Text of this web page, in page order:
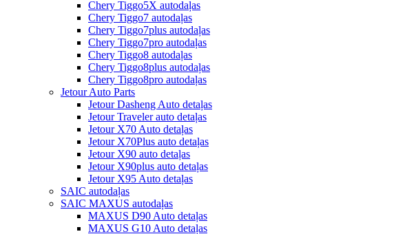
Chery Tiggo5X autodaļas
Chery Tiggo7 autodaļas
Chery Tiggo7plus autodaļas
Chery Tiggo7pro autodaļas
Chery Tiggo8 autodaļas
Chery Tiggo8plus autodaļas
Chery Tiggo8pro autodaļas
Jetour Auto Parts
Jetour Dasheng Auto detaļas
Jetour Traveler auto detaļas
Jetour X70 Auto detaļas
Jetour X70Plus auto detaļas
Jetour X90 auto detaļas
Jetour X90plus auto detaļas
Jetour X95 Auto detaļas
SAIC autodaļas
SAIC MAXUS autodaļas
MAXUS D90 Auto detaļas
MAXUS G10 Auto detaļas